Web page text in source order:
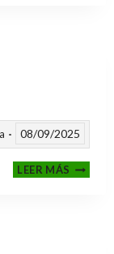
08/09/2025
LEER MÁSIII